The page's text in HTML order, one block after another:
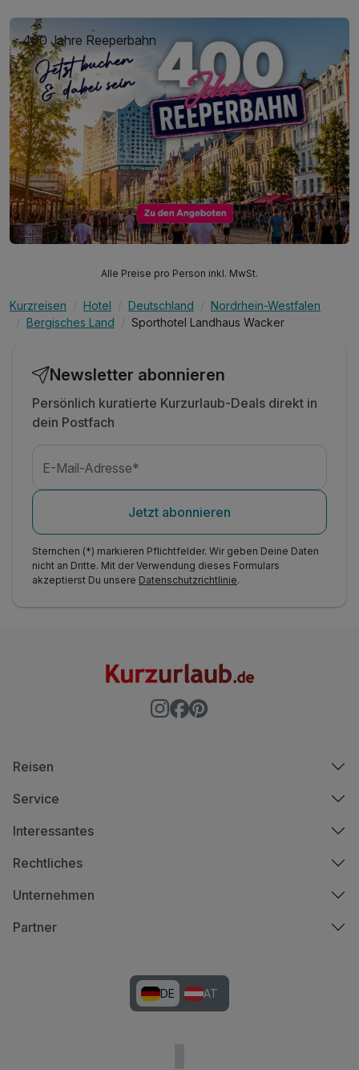
400 Jahre Reeperbahn
Alle Preise pro Person inkl. MwSt.
Kurzreisen Hotel Deutschland
Nordrhein-Westfalen
Bergisches Land
Sporthotel Landhaus Wacker
Newsletter abonnieren
Persönlich kuratierte Kurzurlaub-Deals direkt in
dein Postfach
E-Mail-Adresse*
Jetzt abonnieren
Sternchen (*) markieren Pflichtfelder. Wir geben Deine Daten
nicht an Dritte. Mit der Verwendung dieses Formulars
akzeptierst Du unsere Datenschutzrichtlinie.
Reisen
Service
Interessantes
Rechtliches
Unternehmen
Partner
DE AT